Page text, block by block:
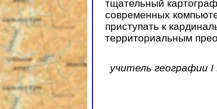
тщательный
современных
приступать к
территориальным
учитель географии